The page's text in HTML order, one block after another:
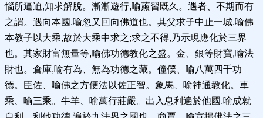
惱所逼迫,知求解脫。漸漸遊行,喻薰習既久。遇者、不期而有
之謂。遇向本國,喻忽又回向佛道也。其父求子中止一城,喻佛
本教子以大乘,故於大乘中求之;求之不得,乃示現應化於三界
也。其家財富無量等,喻佛功德教化之盛。金、銀等財寶,喻法
財也。倉庫,喻有為、無為功德之藏。僮僕、喻八萬四千功
德。臣佐、喻佛之方便法以佐正智。象馬、喻神通教化。車
乘、喻三乘。牛羊、喻萬行莊嚴。出入息利遍於他國,喻成就